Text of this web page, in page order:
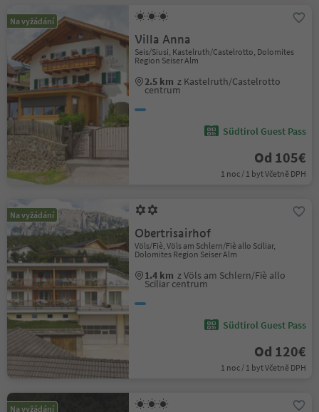
Na vyžádání
Villa Anna
Seis/Siusi, Kastelruth/Castelrotto, Dolomites
Region Seiser Alm
2.5 km z Kastelruth/Castelrotto
centrum
Südtirol Guest Pass
Od 105€
1 noc / 1 byt Včetně DPH
Na vyžádání
Obertrisairhof
Völs/Fiè, Völs am Schlern/Fiè allo Sciliar,
Dolomites Region Seiser Alm
1.4 km z Völs am Schlern/Fiè allo
Sciliar centrum
Südtirol Guest Pass
Od 120€
1 noc / 1 byt Včetně DPH
Na vyžádání